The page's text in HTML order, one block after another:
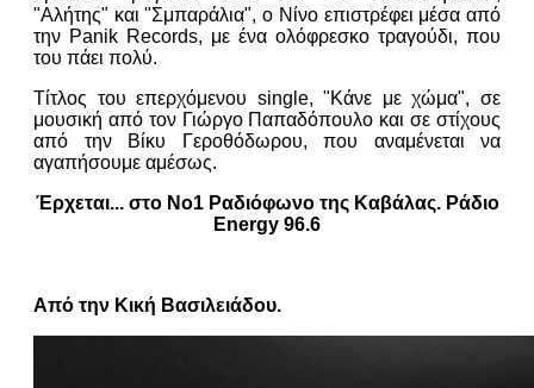
"Αλήτης" και "Σμπαράλια", ο Νίνο επιστρέφει μέσα από
την Panik Records, με ένα ολόφρεσκο τραγούδι, που
του πάει πολύ.
Τίτλος του επερχόμενου single, "Κάνε με χώμα", σε
μουσική από τον Γιώργο Παπαδόπουλο και σε στίχους
από την Βίκυ Γεροθόδωρου, που αναμένεται να
αγαπήσουμε αμέσως.
Έρχεται... στο No1 Ραδιόφωνο της Καβάλας. Ράδιο
Energy 96.6
Από την Κική Βασιλειάδου.